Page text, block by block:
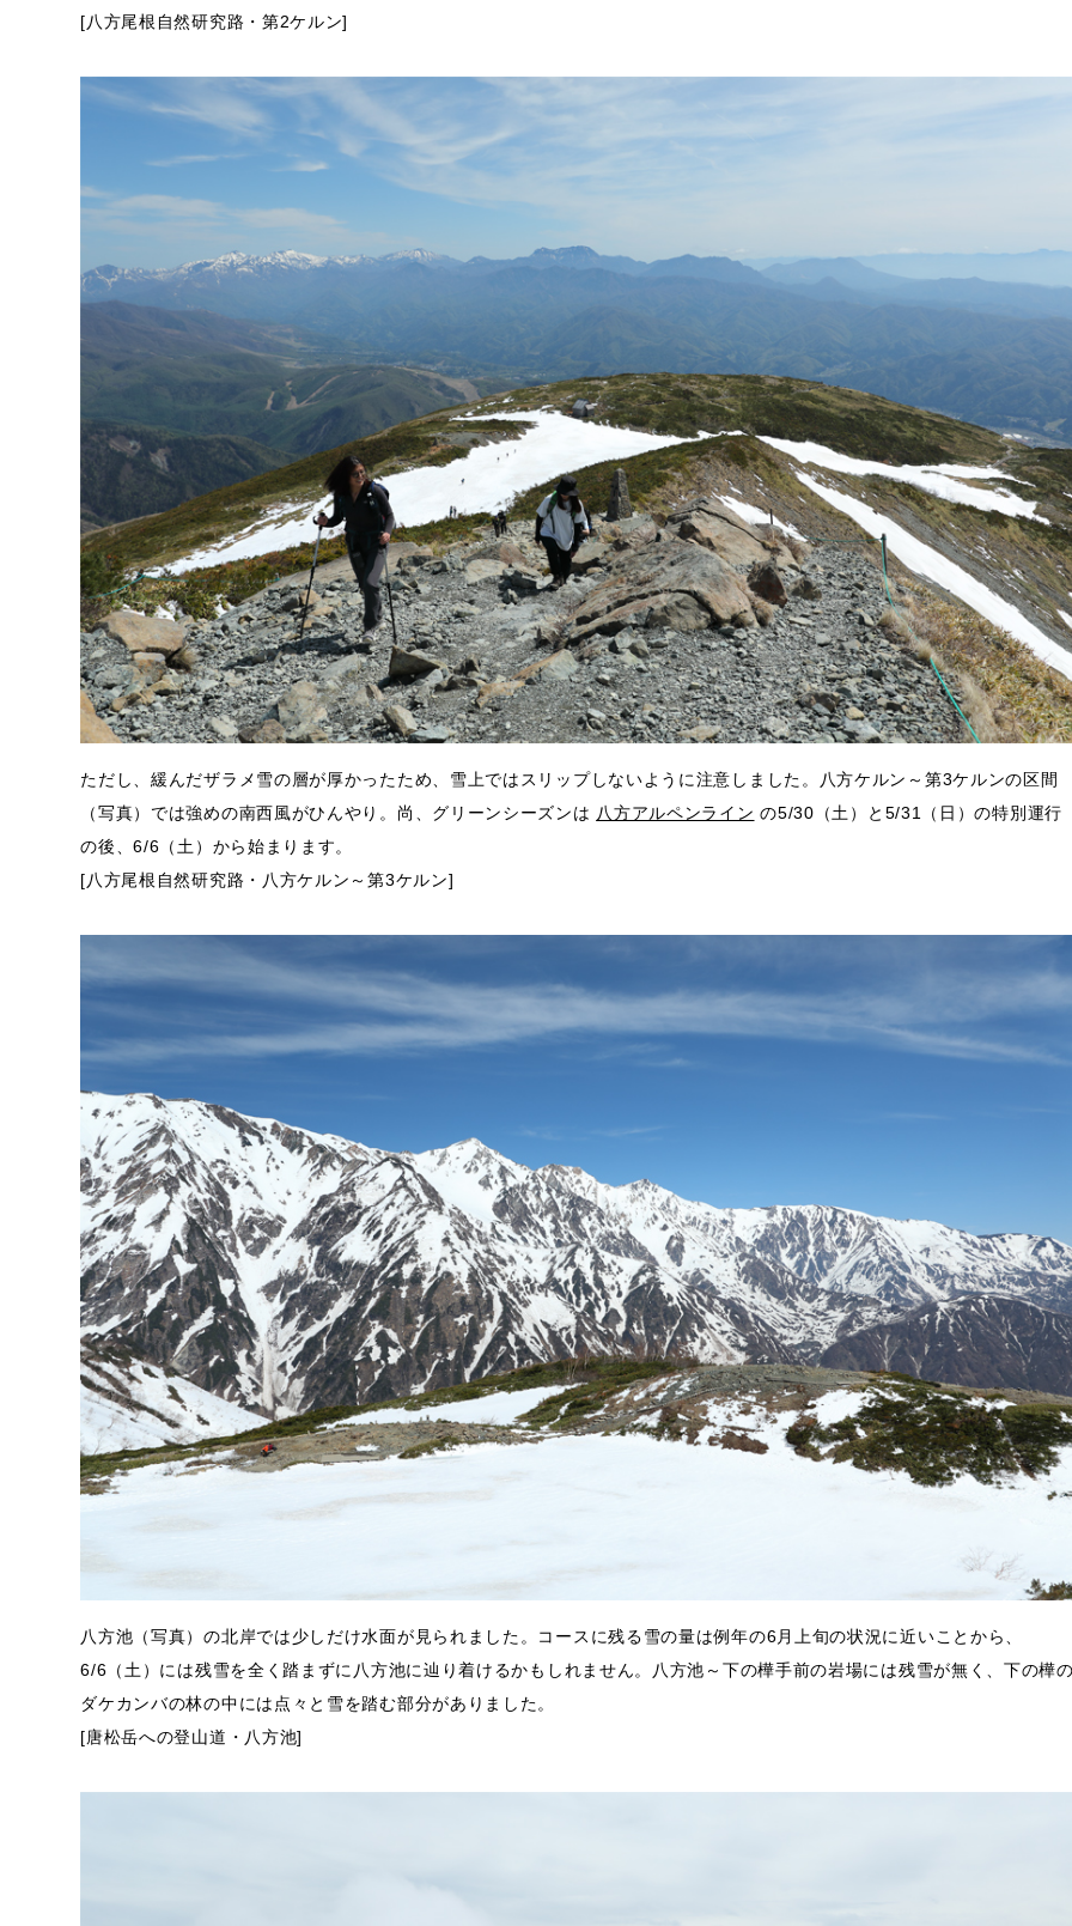
[八方尾根自然研究路・第2ケルン]
ただし、緩んだザラメ雪の層が厚かったため、雪上ではスリップしないように注意しました。八方ケルン～第3ケルンの区間
（写真）では強めの南西風がひんやり。尚、グリーンシーズンは 八方アルペンライン の5/30（土）と5/31（日）の特別運行
の後、6/6（土）から始まります。
[八方尾根自然研究路・八方ケルン～第3ケルン]
八方池（写真）の北岸では少しだけ水面が見られました。コースに残る雪の量は例年の6月上旬の状況に近いことから、
6/6（土）には残雪を全く踏まずに八方池に辿り着けるかもしれません。八方池～下の樺手前の岩場には残雪が無く、下の樺
ダケカンバの林の中には点々と雪を踏む部分がありました。
[唐松岳への登山道・八方池]